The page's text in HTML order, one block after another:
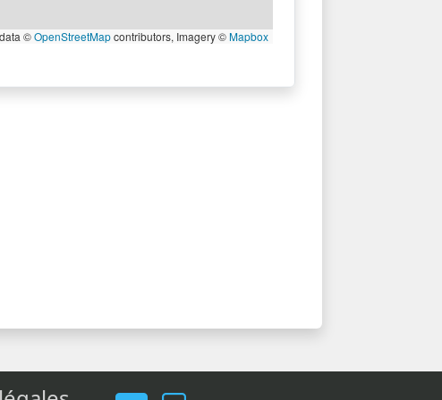
©OpenStreetMapcontributors, Imagery ©Mapbox